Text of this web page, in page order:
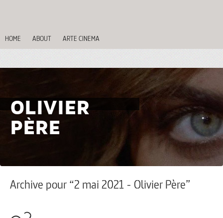
HOME ABOUT ARTE CINEMA
OLIVIER
PÈRE
Archive pour “2 mai 2021 - Olivier Père”